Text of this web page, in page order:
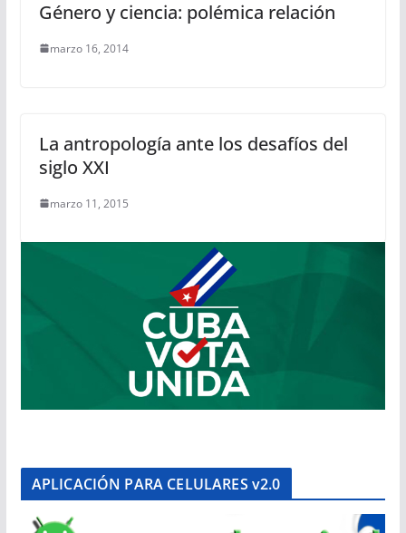
Género y ciencia: polémica relación
marzo 16, 2014
La antropología ante los desafíos del
siglo XXI
marzo 11, 2015
APLICACIÓN PARA CELULARES v2.0